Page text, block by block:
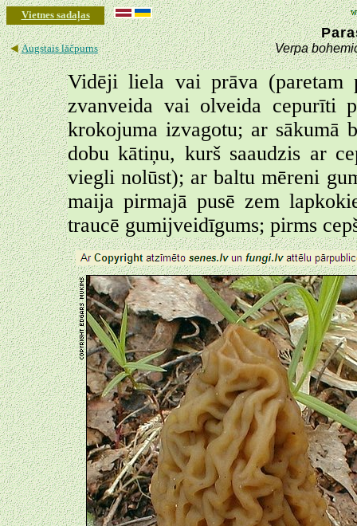
Vietnes sadaļas
◄Augstais lāčpurns Verpa
Vidēji liela vai prāva (paretam
zvanveida vai olveida cepurīti
krokojuma izvagotu; ar sākumā
dobu kātiņu, kurš saaudzis ar
viegli nolūst); ar baltu mēreni
maija pirmajā pusē zem
traucē gumijveidīgums; pirms